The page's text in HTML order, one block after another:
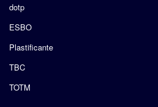
dotp
ESBO
Plastificante
TBC
TOTM